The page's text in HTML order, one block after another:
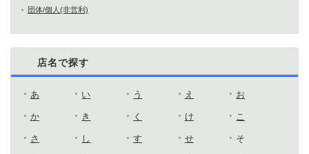
団体/個人(非営利)
店名で探す
あ い う え お
か き く け こ
さ し す せ そ